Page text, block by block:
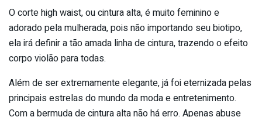
O corte high waist, ou cintura alta, é muito feminino e
adorado pela mulherada, pois não importando seu biotipo,
ela irá definir a tão amada linha de cintura, trazendo o efeito
corpo violão para todas.
Além de ser extremamente elegante, já foi eternizada pelas
principais estrelas do mundo da moda e entretenimento.
Com a bermuda de cintura alta não há erro. Apenas abuse